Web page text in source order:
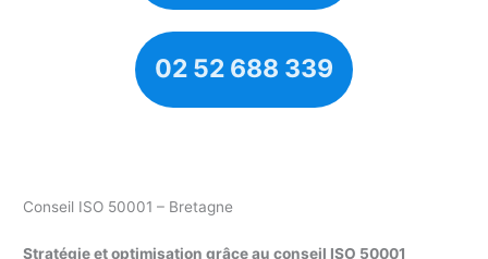
02 52 688 339
Conseil ISO 50001 – Bretagne
Stratégie et optimisation grâce au conseil ISO 50001